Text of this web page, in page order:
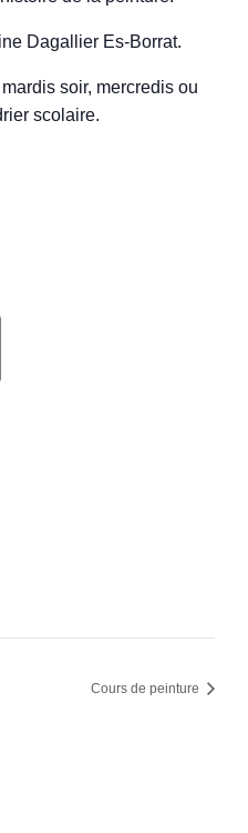
Dagallier Es-Borrat.
soir, mercredis ou
scolaire.
Cours de peinture